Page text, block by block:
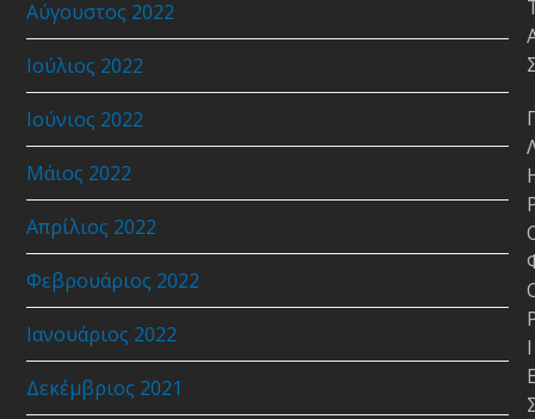
Αύγουστος 2022
Ιούλιος 2022
Ιούνιος 2022
Μάιος 2022
Απρίλιος 2022
Φεβρουάριος 2022
Ιανουάριος 2022
Δεκέμβριος 2021
Ι